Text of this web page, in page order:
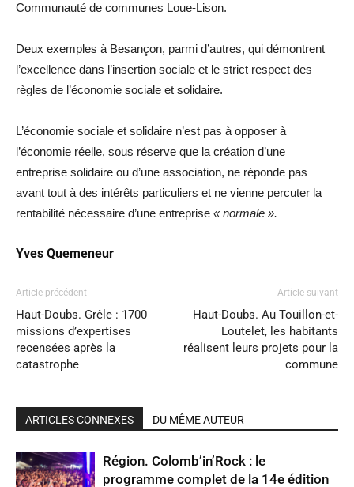
Communauté de communes Loue-Lison.
Deux exemples à Besançon, parmi d’autres, qui démontrent
l’excellence dans l’insertion sociale et le strict respect des
règles de l’économie sociale et solidaire.
L’économie sociale et solidaire n’est pas à opposer à
l’économie réelle, sous réserve que la création d’une
entreprise solidaire ou d’une association, ne réponde pas
avant tout à des intérêts particuliers et ne vienne percuter la
rentabilité nécessaire d’une entreprise « normale ».
Yves Quemeneur
Article précédent
Haut-Doubs. Grêle : 1700
missions d’expertises
recensées après la
catastrophe
Article suivant
Haut-Doubs. Au Touillon-et-
Loutelet, les habitants
réalisent leurs projets pour la
commune
ARTICLES CONNEXES DU MÊME AUTEUR
Région. Colomb’in’Rock : le
programme complet de la 14e édition